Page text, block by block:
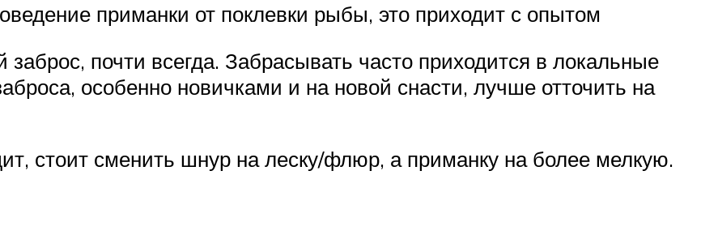
приманки от поклевки рыбы, это приходит с опытом
почти всегда. Забрасывать часто приходится в локальные
особенно новичками и на новой снасти, лучше отточить на
стоит сменить шнур на леску/флюр, а приманку на более мелкую.